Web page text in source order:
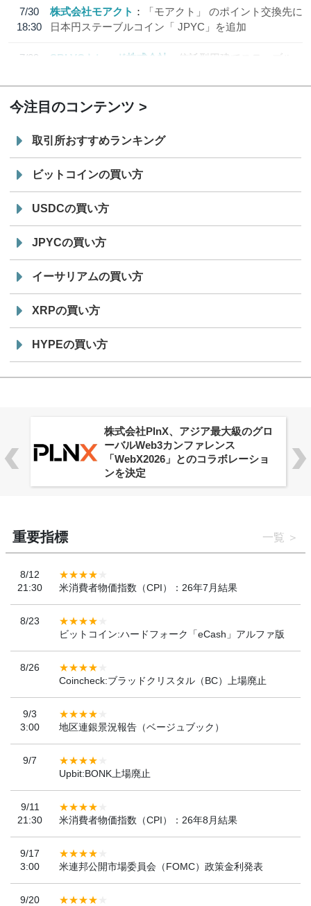
7/30
18:30
株式会社モアクト
「モアクト」 のポイント交換先に
日本円ステーブルコイン「 JPYC」を追加
7/29
SBI VCトレード株式会社
信託型円建てステーブル
今注目のコンテンツ
取引所おすすめランキング
ビットコインの買い方
USDCの買い方
JPYCの買い方
イーサリアムの買い方
XRPの買い方
HYPEの買い方
株式会社PlnX、アジア最大級のグロ
ーバルWeb3カンファレンス
「WebX2026」とのコラボレーショ
ンを決定
重要指標 一覧
8/12
21:30
米消費者物価指数（CPI）：26年7月結果
8/23
ビットコイン:ハードフォーク「eCash」アルファ版
8/26
Coincheck:ブラッドクリスタル（BC）上場廃止
9/3
3:00
地区連銀景況報告（ベージュブック）
9/7
Upbit:BONK上場廃止
9/11
21:30
米消費者物価指数（CPI）：26年8月結果
9/17
3:00
米連邦公開市場委員会（FOMC）政策金利発表
9/20